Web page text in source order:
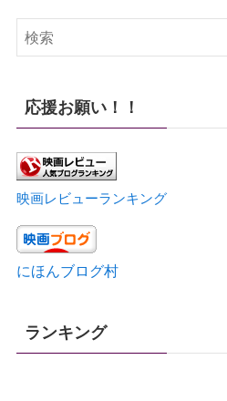
応援お願い！！
映画レビューランキング
にほんブログ村
ランキング